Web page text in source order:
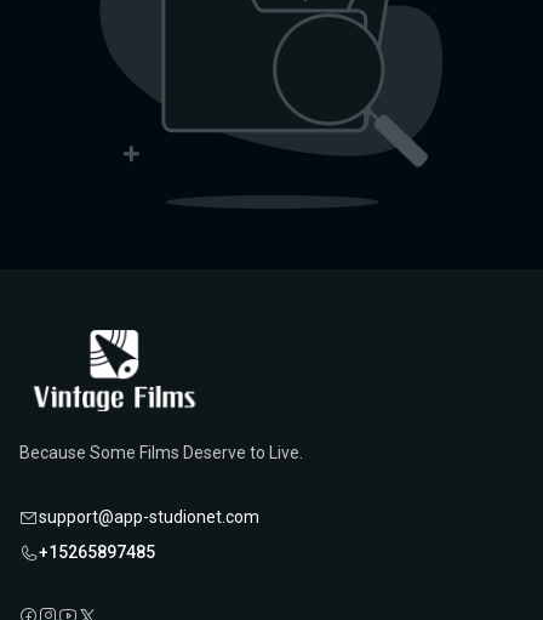
Because Some Films Deserve to Live.
support@app-studionet.com
+15265897485